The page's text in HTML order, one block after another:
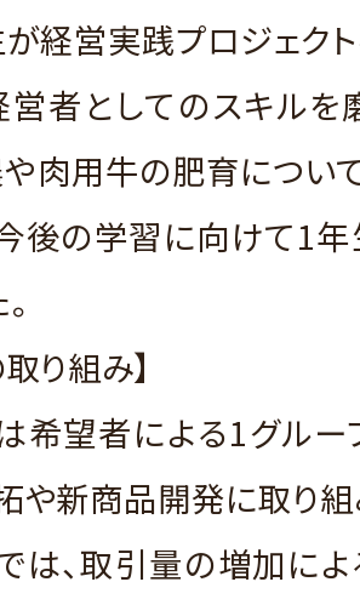
が経営実践プロジェク
営者としてのスキルを
や肉用牛の肥育につい
今後の学習に向けて1
り組み】
希望者による1グルー
や新商品開発に取り組
は、取引量の増加に